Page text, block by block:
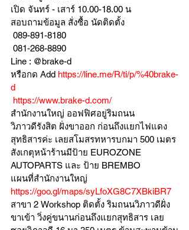
เปิด จันทร์ - เสาร์ 10.00-18.00 น
สอบถามข้อมูล สั่งซื้อ นัดติดตั้ง
089-891-8180
081-268-8890
Line : @brake-d
หรือกด Add https://line.me/R/ti/p/%40brake-
d
https://www.brake-d.com/
สำนักงานใหญ่ ออฟฟิศอยู่ริมถนน
วิภาวดีรังสิต ฝั่งขาออก ก่อนถึงแยกไฟแดง
สุทธิสารค่ะ เลยสโมสรทหารบกมา 500 เมตร
สังเกตุหน้าร้านมีป้าย EUROZONE
AUTOPARTS และ ป้าย BREMBO
แผนที่สำนักงานใหญ่
https://goo.gl/maps/syLfoXG8C7XBkiBR7
สาขา 2 Workshop ติดตั้ง ริมถนนวิภาวดีฝั่ง
ขาเข้า วิ่งคู่ขนานก่อนถึงแยกสุทธิสาร เลย